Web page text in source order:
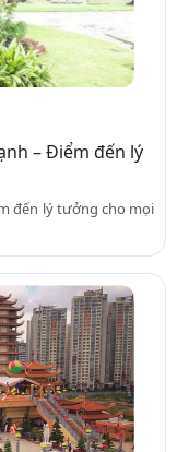
– Điểm đến lý
đến lý tưởng cho mọi